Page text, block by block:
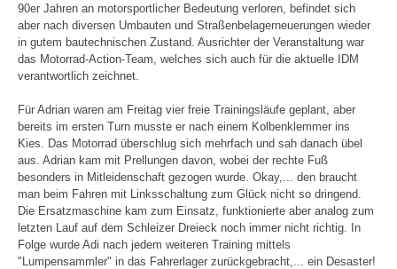
90er Jahren an motorsportlicher Bedeutung verloren, befindet sich
aber nach diversen Umbauten und Straßenbelagerneuerungen wieder
in gutem bautechnischen Zustand. Ausrichter der Veranstaltung war
das Motorrad-Action-Team, welches sich auch für die aktuelle IDM
verantwortlich zeichnet.
Für Adrian waren am Freitag vier freie Trainingsläufe geplant, aber
bereits im ersten Turn musste er nach einem Kolbenklemmer ins
Kies. Das Motorrad überschlug sich mehrfach und sah danach übel
aus. Adrian kam mit Prellungen davon, wobei der rechte Fuß
besonders in Mitleidenschaft gezogen wurde. Okay,... den braucht
man beim Fahren mit Linksschaltung zum Glück nicht so dringend.
Die Ersatzmaschine kam zum Einsatz, funktionierte aber analog zum
letzten Lauf auf dem Schleizer Dreieck noch immer nicht richtig. In
Folge wurde Adi nach jedem weiteren Training mittels
"Lumpensammler" in das Fahrerlager zurückgebracht,... ein Desaster!